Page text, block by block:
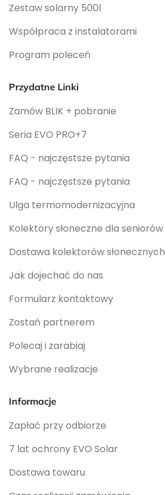
Zestaw solarny 500l
Współpraca z instalatorami
Program poleceń
Przydatne Linki
Zamów BLIK + pobranie
Seria EVO PRO+7
FAQ - najczęstsze pytania
FAQ - najczęstsze pytania
Ulga termomodernizacyjna
Kolektory słoneczne dla seniorów
Dostawa kolektorów słonecznych
Jak dojechać do nas
Formularz kontaktowy
Zostań partnerem
Polecaj i zarabiaj
Wybrane realizacje
Informacje
Zapłać przy odbiorze
7 lat ochrony EVO Solar
Dostawa towaru